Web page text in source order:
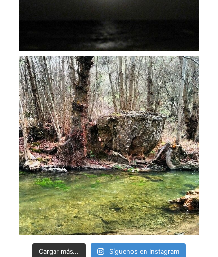
Cargar más... Síguenos en Instagram